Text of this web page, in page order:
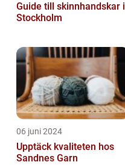
Guide till skinnhandskar i
Stockholm
06 juni 2024
Upptäck kvaliteten hos
Sandnes Garn